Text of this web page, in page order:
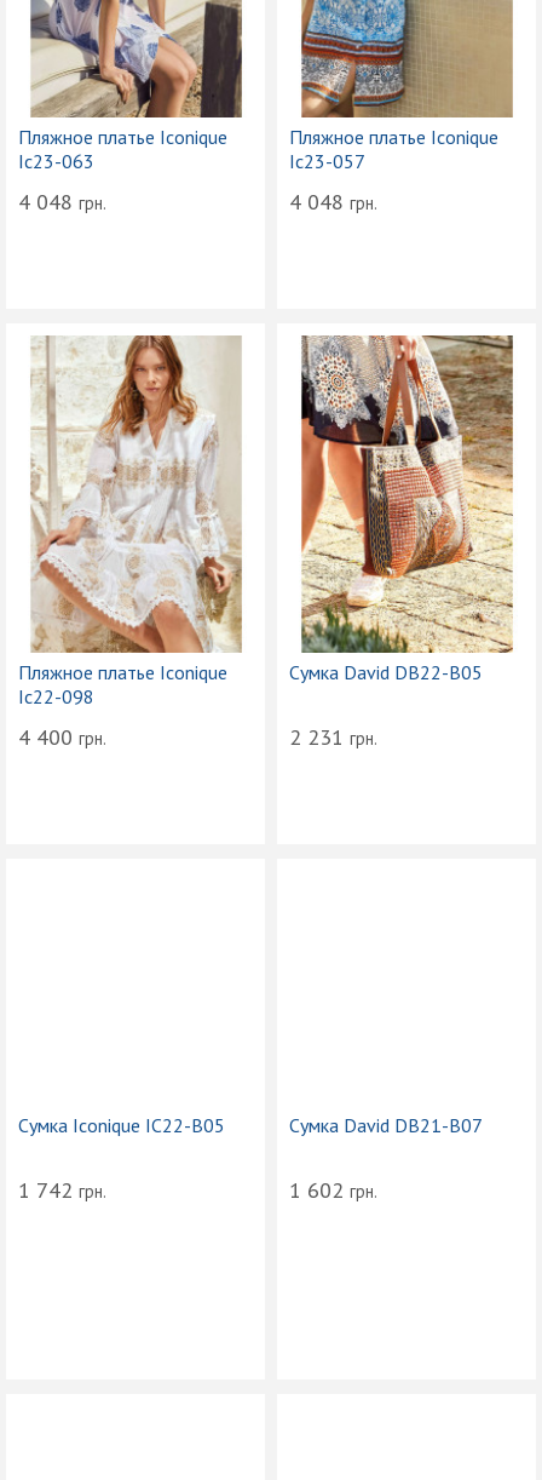
Пляжное платье Iconique
Ic23-063
4 048 грн.
Пляжное платье Iconique
Ic23-057
4 048 грн.
Пляжное платье Iconique
Ic22-098
4 400 грн.
Сумка David DB22-B05
2 231 грн.
Сумка Iconique IC22-B05
1 742 грн.
Сумка David DB21-B07
1 602 грн.